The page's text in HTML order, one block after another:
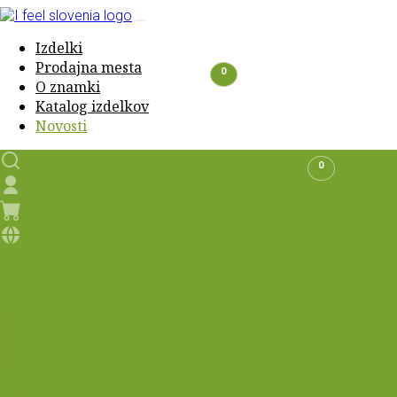
Izdelki
Prodajna mesta
O znamki
Katalog izdelkov
Novosti
0
0